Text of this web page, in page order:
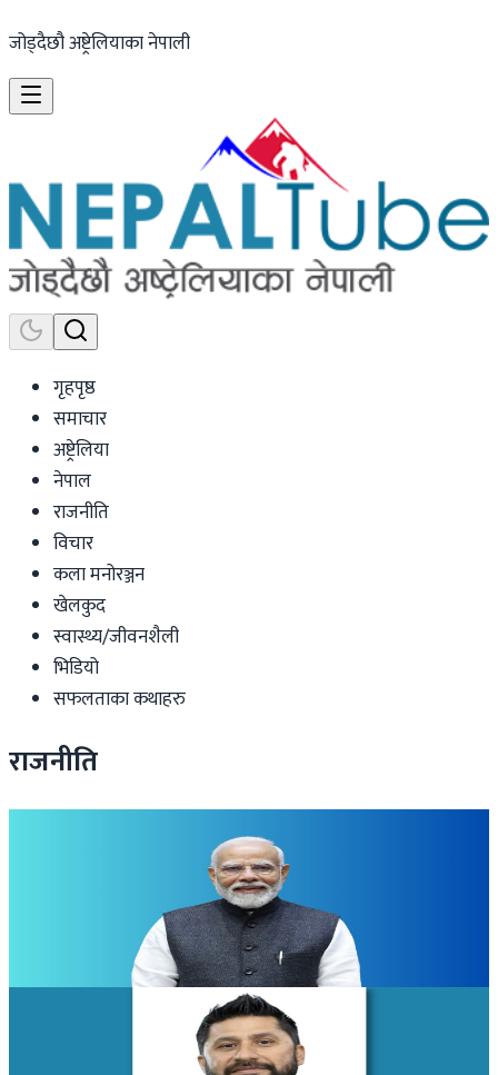
जोड्दैछौ अष्ट्रेलियाका नेपाली
गृहपृष्ठ
समाचार
अष्ट्रेलिया
नेपाल
राजनीति
विचार
कला मनोरञ्जन
खेलकुद
स्वास्थ्य/जीवनशैली
भिडियो
सफलताका कथाहरु
राजनीति
प्रदर्शनबीच मोदीको घोषणा- प्रश्नपत्र चुहावटका मुद्दा चलाउन
फास्ट ट्र्याक अदालत गठन गर्ने
सरकारका निर्णय गलत भए रास्वपाले सच्याउँछ: रवि